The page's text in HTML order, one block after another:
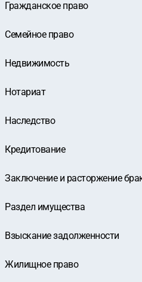
Гражданское право
Семейное право
Недвижимость
Нотариат
Наследство
Кредитование
Заключение и расторжение
Раздел имущества
Взыскание задолженности
Жилищное право